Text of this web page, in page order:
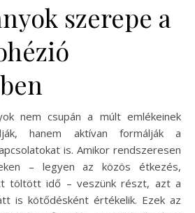
szerepe a
nem csupán a múlt emlékeinek
hanem aktívan formálják a
is. Amikor rendszeresen
– legyen az közös étkezés,
töltött idő – veszünk részt, azt a
is kötődésként értékelik. Ezek az